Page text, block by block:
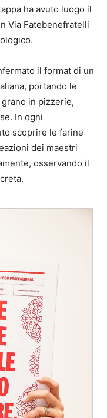
ha avuto luogo il
Via Fatebenefratelli
il format di un
portando le
in pizzerie,
In ogni
scoprire le farine
dei maestri
osservando il